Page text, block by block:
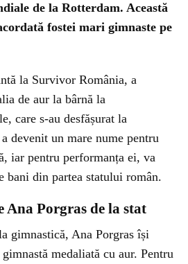
de la Rotterdam. Această
fostei mari gimnaste pe
la Survivor România, a
de aur la bârnă la
care s-au desfășurat la
devenit un mare nume pentru
iar pentru performanța ei, va
bani din partea statului român.
Ana Porgras de la stat
gimnastică, Ana Porgras își
medaliată cu aur. Pentru